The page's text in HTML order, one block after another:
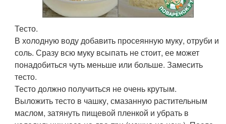
Тесто.
В холодную воду добавить просеянную муку, отруби и
соль. Сразу всю муку всыпать не стоит, ее может
понадобиться чуть меньше или больше. Замесить
тесто.
Тесто должно получиться не очень крутым.
Выложить тесто в чашку, смазанную растительным
маслом, затянуть пищевой пленкой и убрать в